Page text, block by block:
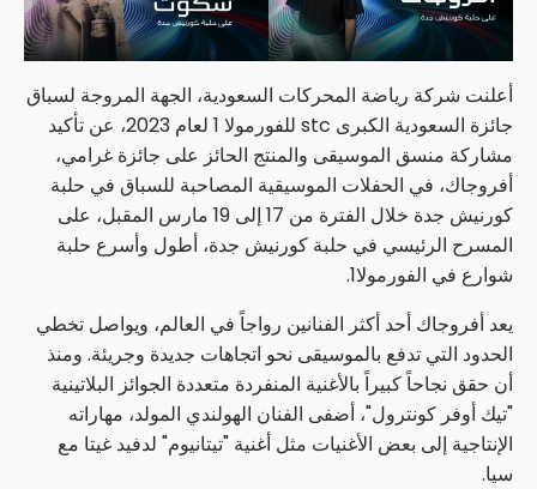
أعلنت شركة رياضة المحركات السعودية، الجهة المروجة لسباق
جائزة السعودية الكبرى stc للفورمولا 1 لعام 2023، عن تأكيد
مشاركة منسق الموسيقى والمنتج الحائز على جائزة غرامي،
أفروجاك، في الحفلات الموسيقية المصاحبة للسباق في حلبة
كورنيش جدة خلال الفترة من 17 إلى 19 مارس المقبل، على
المسرح الرئيسي في حلبة كورنيش جدة، أطول وأسرع حلبة
شوارع في الفورمولا1.
يعد أفروجاك أحد أكثر الفنانين رواجاً في العالم، ويواصل تخطي
الحدود التي تدفع بالموسيقى نحو اتجاهات جديدة وجريئة. ومنذ
أن حقق نجاحاً كبيراً بالأغنية المنفردة متعددة الجوائز البلاتينية
"تيك أوفر كونترول"، أضفى الفنان الهولندي المولد، مهاراته
الإنتاجية إلى بعض الأغنيات مثل أغنية "تيتانيوم" لدفيد غيتا مع
سيا.